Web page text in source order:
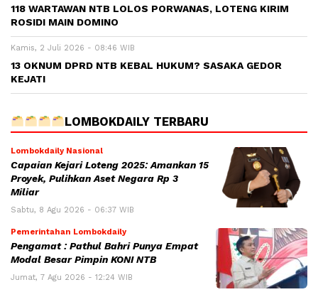
118 WARTAWAN NTB LOLOS PORWANAS, LOTENG KIRIM
ROSIDI MAIN DOMINO
Kamis, 2 Juli 2026 - 08:46 WIB
13 OKNUM DPRD NTB KEBAL HUKUM? SASAKA GEDOR
KEJATI
LOMBOKDAILY TERBARU
Lombokdaily Nasional
Capaian Kejari Loteng 2025: Amankan 15
Proyek, Pulihkan Aset Negara Rp 3
Miliar
Sabtu, 8 Agu 2026 - 06:37 WIB
Pemerintahan Lombokdaily
Pengamat : Pathul Bahri Punya Empat
Modal Besar Pimpin KONI NTB
Jumat, 7 Agu 2026 - 12:24 WIB